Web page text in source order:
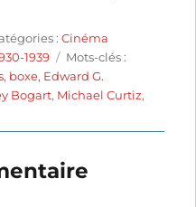
:Cinéma
1939 Étiquettes
Mots-clés :
, boxe, Edward G.
Bogart, Michael Curtiz,